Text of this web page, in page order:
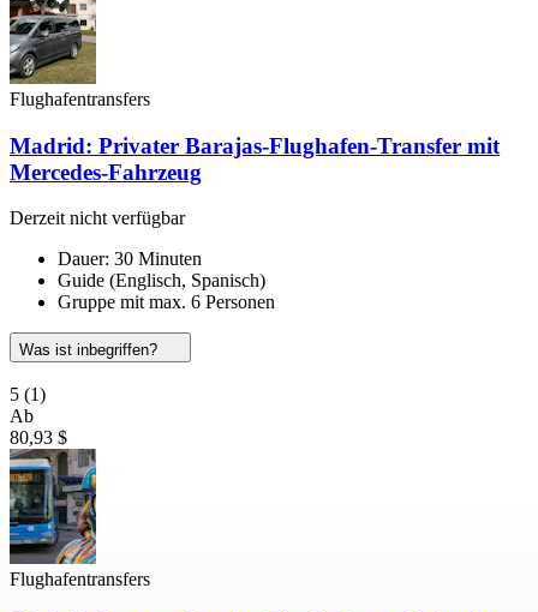
Flughafentransfers
Madrid: Privater Barajas-Flughafen-Transfer mit
Mercedes-Fahrzeug
Derzeit nicht verfügbar
Dauer: 30 Minuten
Guide (Englisch, Spanisch)
Gruppe mit max. 6 Personen
Was ist inbegriffen?
5 (1)
Ab
80,93 $
Flughafentransfers